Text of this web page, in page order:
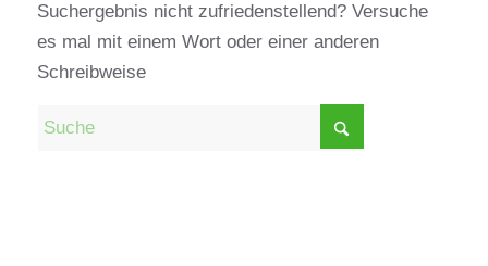
Suchergebnis nicht zufriedenstellend? Versuche
es mal mit einem Wort oder einer anderen
Schreibweise